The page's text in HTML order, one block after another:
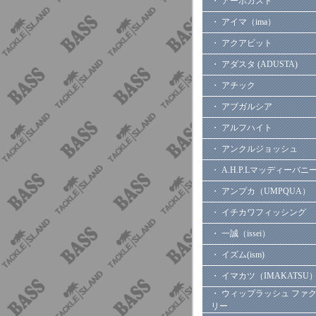
・ アイマ（ima）
・ アクアビット
・ アダスタ (ADUSTA)
・ アチック
・ アブガルシア
・ アルフハイト
・ アンクルジョッシュ
・ A.H.P.Lマッディーバニー
・ アンプカ（UMPQUA）
・ イチカワフィッシング
・ 一誠（issei）
・ イズム(ism)
・ イマカツ（IMAKATSU）
・ ウィップラッシュ ファ
リー